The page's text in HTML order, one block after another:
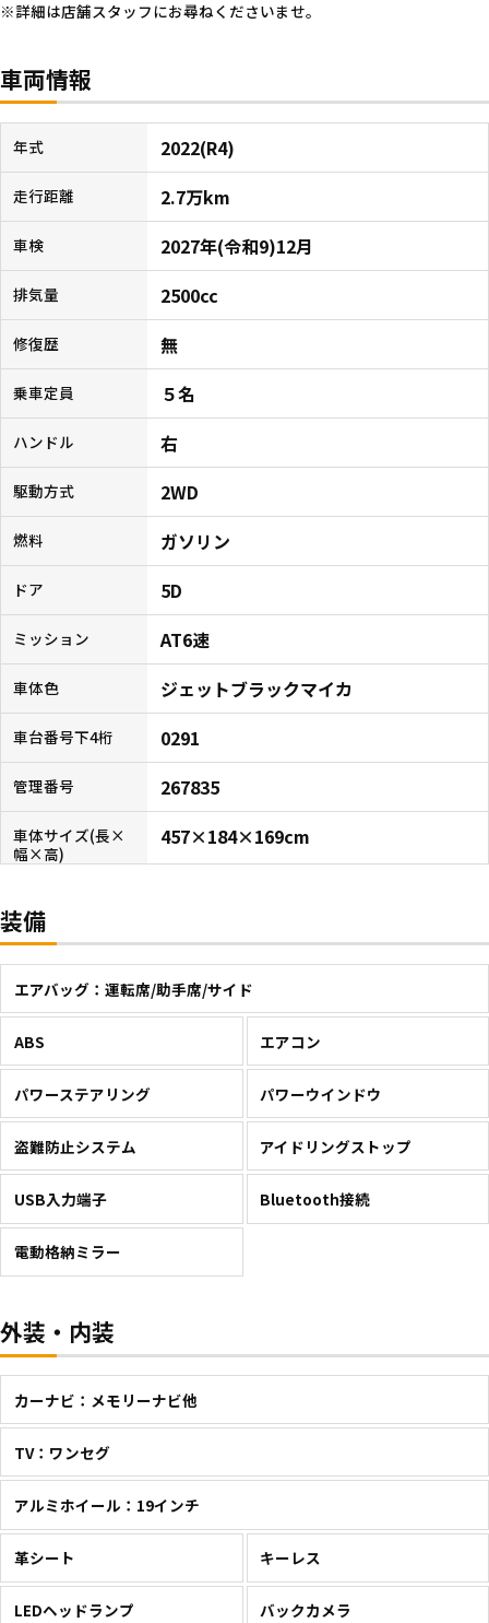
詳細は店舗スタッフにお尋ねくださいませ。
車両情報
年式 2022(R4)
走行距離 2.7万km
車検 2027年(令和9)12月
排気量 2500cc
修復歴 無
乗車定員 ５名
ハンドル 右
駆動方式 2WD
燃料 ガソリン
ドア 5D
ミッション AT6速
車体色 ジェットブラックマイカ
車台番号下4桁 0291
管理番号 267835
車体サイズ(長×
幅×高)
457×184×169cm
装備
エアバッグ：運転席/助手席/サイド
ABS エアコン
パワーステアリング パワーウインドウ
盗難防止システム アイドリングストップ
USB入力端子 Bluetooth接続
電動格納ミラー
外装・内装
カーナビ：メモリーナビ他
TV：ワンセグ
アルミホイール：19インチ
革シート キーレス
LEDヘッドランプ バックカメラ